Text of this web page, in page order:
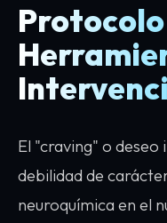
Protocolo
El "craving" o deseo
debilidad de
neuroquímica en el